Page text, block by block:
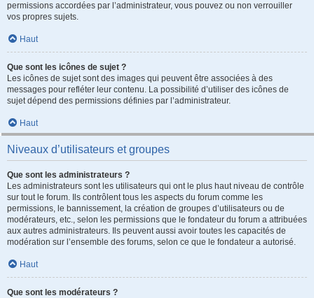
permissions accordées par l’administrateur, vous pouvez ou non verrouiller
vos propres sujets.
Haut
Que sont les icônes de sujet ?
Les icônes de sujet sont des images qui peuvent être associées à des
messages pour refléter leur contenu. La possibilité d’utiliser des icônes de
sujet dépend des permissions définies par l’administrateur.
Haut
Niveaux d’utilisateurs et groupes
Que sont les administrateurs ?
Les administrateurs sont les utilisateurs qui ont le plus haut niveau de contrôle
sur tout le forum. Ils contrôlent tous les aspects du forum comme les
permissions, le bannissement, la création de groupes d’utilisateurs ou de
modérateurs, etc., selon les permissions que le fondateur du forum a attribuées
aux autres administrateurs. Ils peuvent aussi avoir toutes les capacités de
modération sur l’ensemble des forums, selon ce que le fondateur a autorisé.
Haut
Que sont les modérateurs ?